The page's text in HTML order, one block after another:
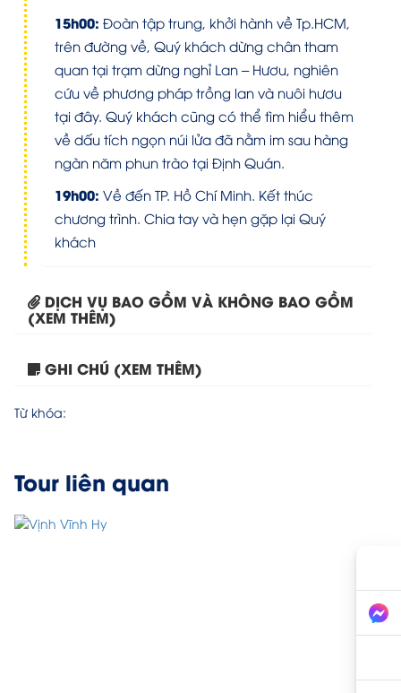
15h00: Đoàn tập trung, khởi hành về Tp.HCM,
trên đường về, Quý khách dừng chân tham
quan tại trạm dừng nghỉ Lan – Hươu, nghiên
cứu về phương pháp trồng lan và nuôi hươu
tại đây. Quý khách cũng có thể tìm hiểu thêm
về dấu tích ngọn núi lửa đã nằm im sau hàng
ngàn năm phun trào tại Định Quán.
19h00: Về đến TP. Hồ Chí Minh. Kết thúc
chương trình. Chia tay và hẹn gặp lại Quý
khách
DỊCH VỤ BAO GỒM VÀ KHÔNG BAO GỒM
(XEM THÊM)
GHI CHÚ (XEM THÊM)
Từ khóa:
Tour liên quan
Tour Mũi Né – Ninh...